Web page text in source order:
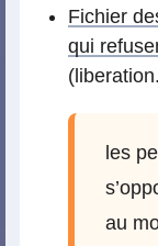
Fichier
qui
les
au